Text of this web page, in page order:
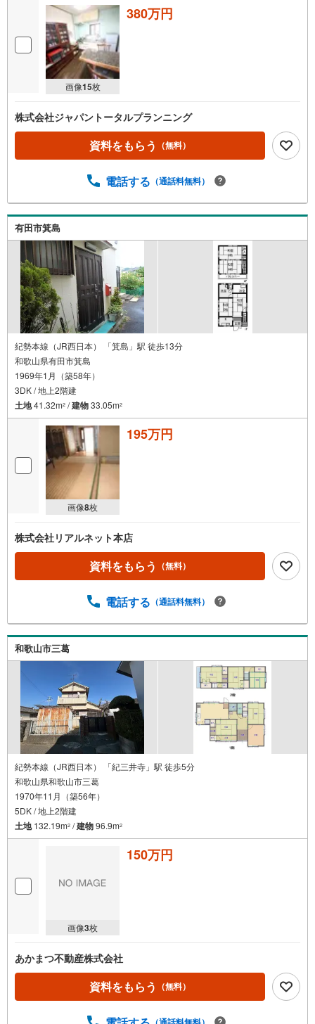
画像15枚
380万円
株式会社ジャパントータルプランニング
資料をもらう （無料）
電話する （通話料無料）
有田市箕島
紀勢本線（JR西日本） 「箕島」駅 徒歩13分
和歌山県有田市箕島
1969年1月（築58年）
3DK / 地上2階建
土地41.32m2 /建物33.05m2
画像8枚
195万円
株式会社リアルネット本店
資料をもらう （無料）
電話する （通話料無料）
和歌山市三葛
紀勢本線（JR西日本） 「紀三井寺」駅 徒歩5分
和歌山県和歌山市三葛
1970年11月（築56年）
5DK / 地上2階建
土地132.19m2 /建物96.9m2
画像3枚
150万円
あかまつ不動産株式会社
資料をもらう （無料）